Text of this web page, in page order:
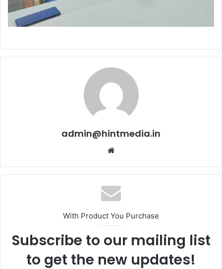
admin@hintmedia.in
With Product You Purchase
Subscribe to our mailing list
to get the new updates!